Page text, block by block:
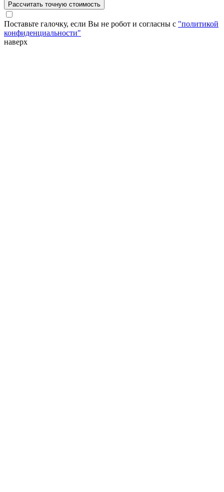
Рассчитать точную стоимость
Поставьте галочку, если Вы не робот и согласны с "политикой
конфиденциальности"
наверх